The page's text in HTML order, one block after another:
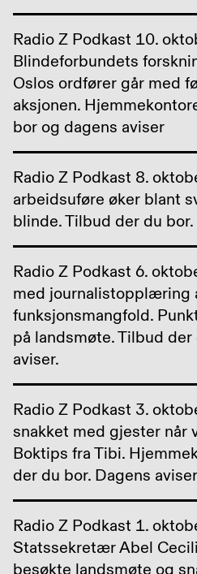
Radio Z Podkast 10.
Blindeforbundets
Oslos ordfører går med
aksjonen.
bor og dagens aviser
Radio Z Podkast 8.
arbeidsuføre øker blant
blinde. Tilbud der du
Radio Z Podkast 6.
med journalistopplæring
funksjonsmangfold.
på landsmøte. Tilbud der
aviser.
Radio Z Podkast 3.
snakket med gjester når
Boktips fra Tibi.
der du bor. Dagens
Radio Z Podkast 1.
Statssekretær Abel
besøkte landsmøte og